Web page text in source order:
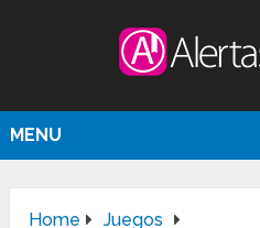
MENU
Home
Juegos